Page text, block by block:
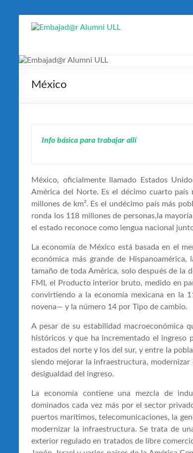
Embajad@r
Alumni
México
Info básica para trabajar allí
México, oficialmente llamado Estados
América del Norte. Es el décimo cuarto
millones de km². Es el undécimo país más
ronda los 118 millones de personas,la
el estado reconoce como lengua nacional
La economía de México está basada en el
económica más grande de
tamaño de toda América, solo después de la
FMI, el Producto interior bruto, medido en
convirtiendo a la economía mexicana en la
novena— y la número 14 por Tipo de cambio.
A pesar de su estabilidad macroeconómica
históricos y que ha incrementado el ingreso
estados del norte y los del sur, y entre la
siendo mejorar la infraestructura,
desigualdad del ingreso.
La economía contiene una mezcla de
dominados cada vez más por el sector
puertos marítimos, telecomunicaciones, la
modernizar la infraestructura. Se trata de
exterior regulado en tratados de libre